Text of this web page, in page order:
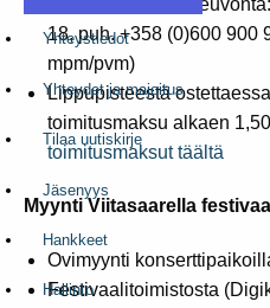
Yhteystiedot
Yhteydet ja majoitus
Tilaa uutiskirje
Jäsenyys
Hankkeet
Hallinto
18, puh. +358 (0)600 900
mpm/pvm)
Lippupisteestä
toimitusmaksu alkaen
toimitusmaksut täältä
Myynti Viitasaarella
Ovimyynti
Festivaalitoimistosta